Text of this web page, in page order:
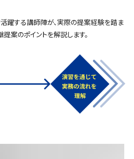
躍する講師陣が、実際の提案経験を踏ま
提案のポイントを解説します。